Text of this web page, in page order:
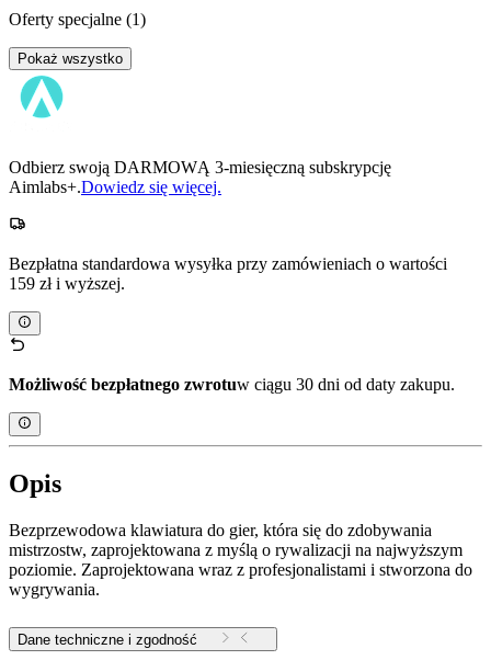
Oferty specjalne (1)
Pokaż wszystko
Odbierz swoją DARMOWĄ 3-miesięczną subskrypcję
Aimlabs+.Dowiedz się więcej.
Bezpłatna standardowa wysyłka przy zamówieniach o wartości
159 zł i wyższej.
Możliwość bezpłatnego zwrotuw ciągu 30 dni od daty zakupu.
Opis
Bezprzewodowa klawiatura do gier, która się do zdobywania
mistrzostw, zaprojektowana z myślą o rywalizacji na najwyższym
poziomie. Zaprojektowana wraz z profesjonalistami i stworzona do
wygrywania.
Dane techniczne i zgodność